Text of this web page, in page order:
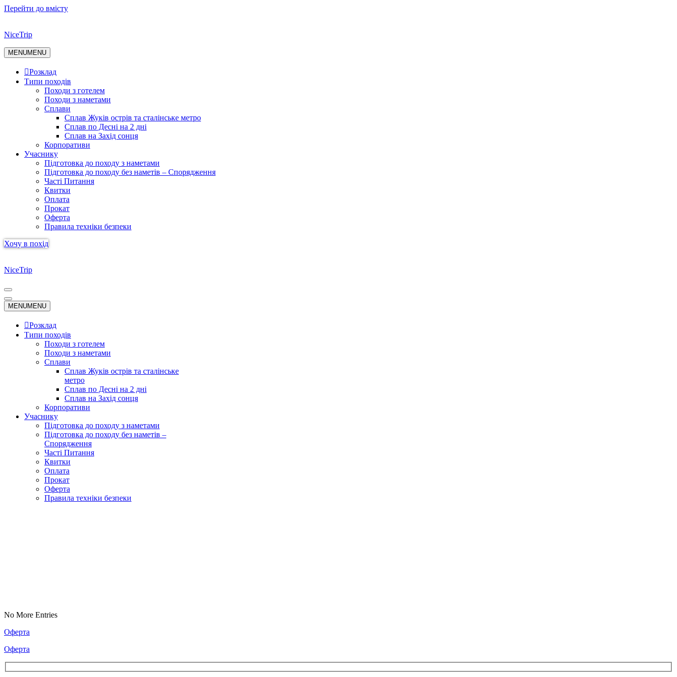
Перейти до вмісту
NiceTrip
MENUMENU
Розклад
Типи походів
Походи з готелем
Походи з наметами
Сплави
Сплав Жуків острів та сталінське метро
Сплав по Десні на 2 дні
Сплав на Захід сонця
Корпоративи
Учаснику
Підготовка до походу з наметами
Підготовка до походу без наметів – Спорядження
Часті Питання
Квитки
Оплата
Прокат
Оферта
Правила техніки безпеки
Хочу в похід
NiceTrip
Меню
навігації
Меню
навігації
MENUMENU
Розклад
Типи походів
Походи з готелем
Походи з наметами
Сплави
Сплав Жуків острів та сталінське
метро
Сплав по Десні на 2 дні
Сплав на Захід сонця
Корпоративи
Учаснику
Підготовка до походу з наметами
Підготовка до походу без наметів –
Спорядження
Часті Питання
Квитки
Оплата
Прокат
Оферта
Правила техніки безпеки
No More Entries
Оферта
Оферта